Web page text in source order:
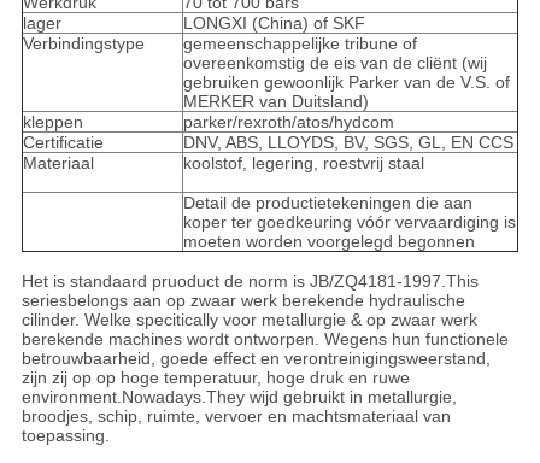
lager
LONGXI (China) of SKF
Verbindingstype
gemeenschappelijke tribune of
overeenkomstig de eis van de cliënt (wij
gebruiken gewoonlijk Parker van de V.S. of
MERKER van Duitsland)
kleppen
parker/rexroth/atos/hydcom
Certificatie
DNV, ABS, LLOYDS, BV, SGS, GL, EN CCS
Materiaal
koolstof, legering, roestvrij staal
Detail de productietekeningen die aan
koper ter goedkeuring vóór vervaardiging is
moeten worden voorgelegd begonnen
Het is standaard pruoduct de norm is JB/ZQ4181-1997.This
seriesbelongs aan op zwaar werk berekende hydraulische
cilinder. Welke specitically voor metallurgie & op zwaar werk
berekende machines wordt ontworpen. Wegens hun functionele
betrouwbaarheid, goede effect en verontreinigingsweerstand,
zijn zij op op hoge temperatuur, hoge druk en ruwe
environment.Nowadays.They wijd gebruikt in metallurgie,
broodjes, schip, ruimte, vervoer en machtsmateriaal van
toepassing.